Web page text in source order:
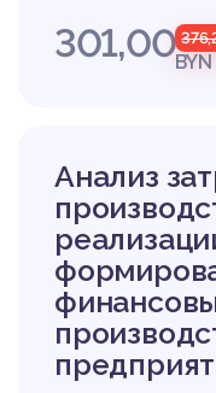
301,00BYN
Анализ